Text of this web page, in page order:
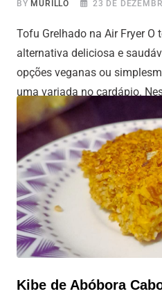
BYMURILLO 23 DE
Tofu Grelhado na Air Fryer O
alternativa deliciosa e
opções veganas ou
uma variada no cardápio.
como preparar Tofu
que proporciona uma
por dentro. Ficou curioso?
Kibe de Abóbora